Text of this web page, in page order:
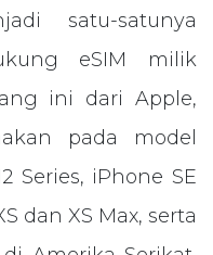
satu-satunya
eSIM milik
ini dari Apple,
pada model
Series, iPhone SE
dan XS Max, serta